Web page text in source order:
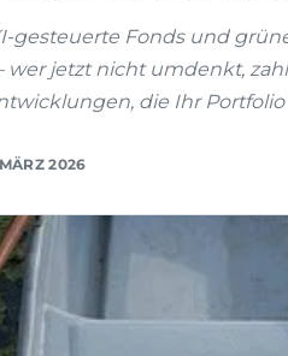
gesteuerte Fonds und
wer jetzt nicht umdenkt,
die Ihr
2026